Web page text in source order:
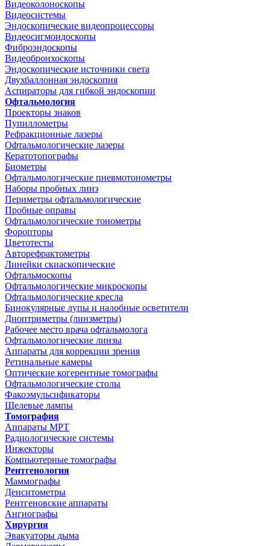
Видеоколоноскопы
Видеосистемы
Эндоскопические видеопроцессоры
Видеосигмоидоскопы
Фиброэндоскопы
Видеобронхоскопы
Эндоскопические источники света
Двухбаллонная эндоскопия
Аспираторы для гибкой эндоскопии
Офтальмология
Проекторы знаков
Пупиллометры
Рефракционные лазеры
Офтальмологические лазеры
Кератотопографы
Биометры
Офтальмологические пневмотонометры
Наборы пробных линз
Периметры офтальмологические
Пробные оправы
Офтальмологические тонометры
Форопторы
Цветотесты
Авторефрактометры
Линейки скиаскопические
Офтальмоскопы
Офтальмологические микроскопы
Офтальмологические кресла
Бинокулярные лупы и налобные осветители
Диоптриметры (линзметры)
Рабочее место врача офтальмолога
Офтальмологические линзы
Аппараты для коррекции зрения
Ретинальные камеры
Оптические когерентные томографы
Офтальмологические столы
Факоэмульсификаторы
Щелевые лампы
Томография
Аппараты МРТ
Радиологические системы
Инжекторы
Компьютерные томографы
Рентгенология
Маммографы
Денситометры
Рентгеновские аппараты
Ангиографы
Хирургия
Эвакуаторы дыма